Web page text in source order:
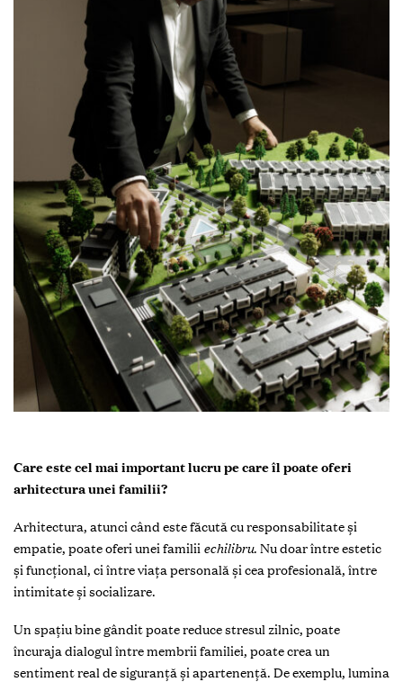
Care este cel mai important lucru pe care îl poate oferi
arhitectura unei familii?
Arhitectura, atunci când este făcută cu responsabilitate și
empatie, poate oferi unei familii echilibru. Nu doar între estetic
și funcțional, ci între viața personală și cea profesională, între
intimitate și socializare.
Un spațiu bine gândit poate reduce stresul zilnic, poate
încuraja dialogul între membrii familiei, poate crea un
sentiment real de siguranță și apartenență. De exemplu, lumina